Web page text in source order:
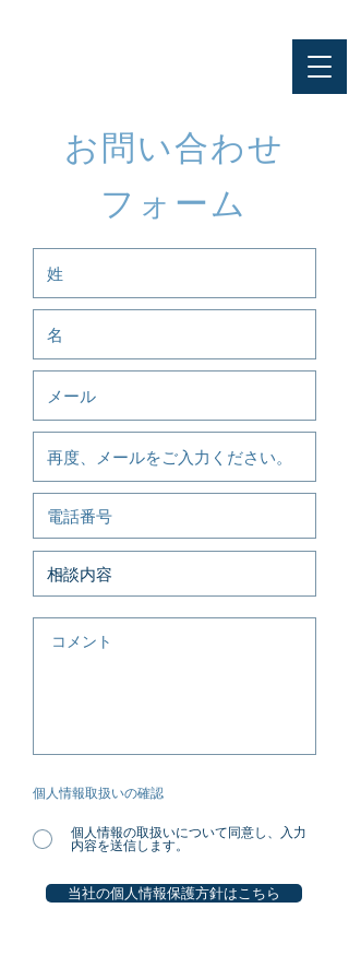
お問い合わせ
フォーム
個人情報取扱いの確認
個人情報の取扱いについて同意し、入力
内容を送信します。
当社の個人情報保護方針はこちら